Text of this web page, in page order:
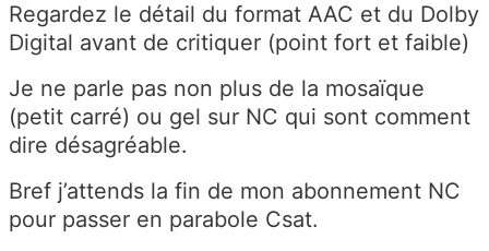
Regardez le détail du format AAC et du Dolby
Digital avant de critiquer (point fort et faible)
Je ne parle pas non plus de la mosaïque
(petit carré) ou gel sur NC qui sont comment
dire désagréable.
Bref j’attends la fin de mon abonnement NC
pour passer en parabole Csat.